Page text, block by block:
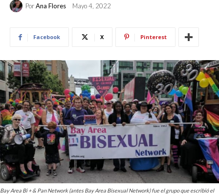
PorAna Flores Mayo 4, 2022
Facebook X Pinterest
Bay Area Bi + & Pan Network (antes Bay Area Bisexual Network) fue el grupo que escribió el